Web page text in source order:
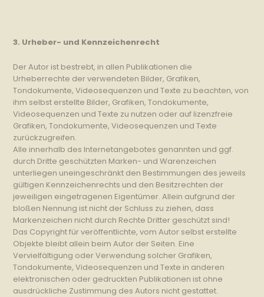
3. Urheber- und Kennzeichenrecht
Der Autor ist bestrebt, in allen Publikationen die
Urheberrechte der verwendeten Bilder, Grafiken,
Tondokumente, Videosequenzen und Texte zu beachten, von
ihm selbst erstellte Bilder, Grafiken, Tondokumente,
Videosequenzen und Texte zu nutzen oder auf lizenzfreie
Grafiken, Tondokumente, Videosequenzen und Texte
zurückzugreifen.
Alle innerhalb des Internetangebotes genannten und ggf.
durch Dritte geschützten Marken- und Warenzeichen
unterliegen uneingeschränkt den Bestimmungen des jeweils
gültigen Kennzeichenrechts und den Besitzrechten der
jeweiligen eingetragenen Eigentümer. Allein aufgrund der
bloßen Nennung ist nicht der Schluss zu ziehen, dass
Markenzeichen nicht durch Rechte Dritter geschützt sind!
Das Copyright für veröffentlichte, vom Autor selbst erstellte
Objekte bleibt allein beim Autor der Seiten. Eine
Vervielfältigung oder Verwendung solcher Grafiken,
Tondokumente, Videosequenzen und Texte in anderen
elektronischen oder gedruckten Publikationen ist ohne
ausdrückliche Zustimmung des Autors nicht gestattet.